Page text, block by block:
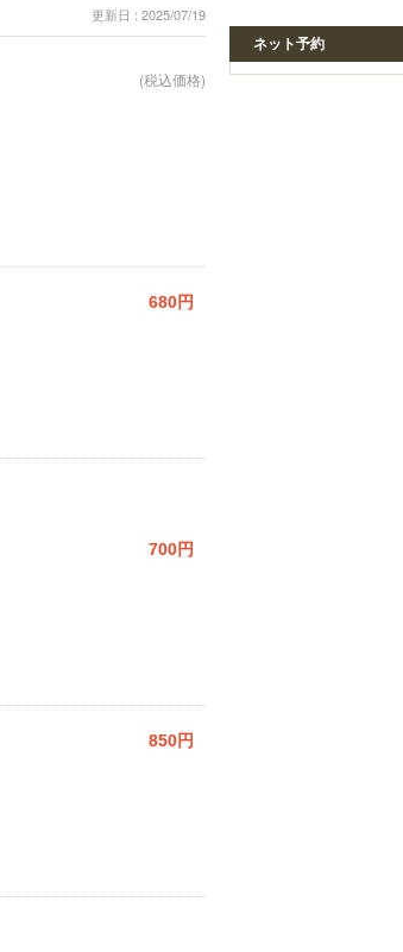
更新日 : 2025/07/19
(税込価格)
680円
700円
850円
ネット予約